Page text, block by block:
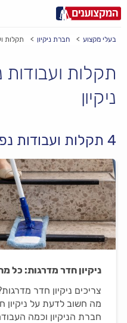
עיר
בעלי מקצוע חברת ניקיון תקלות
תקלות ועבודות
ניקיון
4 תקלות ועבודות נפוצות בשירותי ניקיון
ניקיון חדר מדרגות: כל
צריכים ניקיון חדר
מה חשוב לדעת על ניקיון
חברת הניקיון וכמה